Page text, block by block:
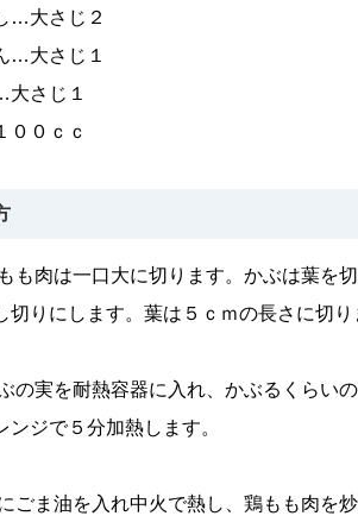
…大さじ２
…大さじ１
大さじ１
００ｃｃ
も肉は一口大に切ります。かぶは葉を
切りにします。葉は５ｃｍの長さに切り
の実を耐熱容器に入れ、かぶるくらい
ンジで５分加熱します。
ごま油を入れ中火で熱し、鶏もも肉を